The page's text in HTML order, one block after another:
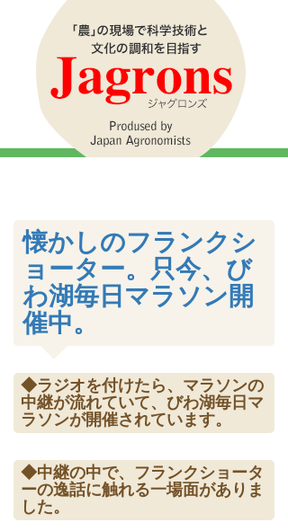
懐かしのフランクシ
ョーター。只今、び
わ湖毎日マラソン開
催中。
◆ラジオを付けたら、マラソンの
中継が流れていて、びわ湖毎日マ
ラソンが開催されています。
◆中継の中で、フランクショータ
ーの逸話に触れる一場面がありま
した。